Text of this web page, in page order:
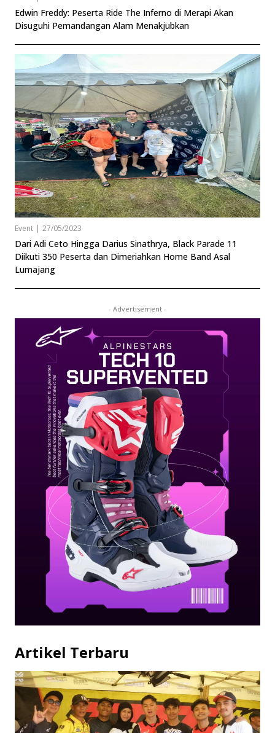
Edwin Freddy: Peserta Ride The Inferno di Merapi Akan
Disuguhi Pemandangan Alam Menakjubkan
Event | 27/05/2023
Dari Adi Ceto Hingga Darius Sinathrya, Black Parade 11
Diikuti 350 Peserta dan Dimeriahkan Home Band Asal
Lumajang
- Advertisement -
Artikel Terbaru